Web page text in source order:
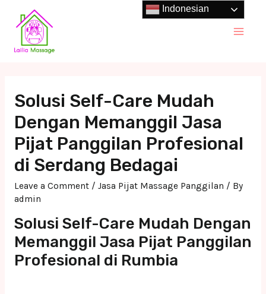
content
Solusi Self-Care Mudah
Dengan Memanggil Jasa
Pijat Panggilan Profesional
di Serdang Bedagai
Leave a Comment / Jasa Pijat Massage Panggilan / By
admin
Solusi Self-Care Mudah Dengan
Memanggil Jasa Pijat Panggilan
Profesional di Rumbia
Indonesian